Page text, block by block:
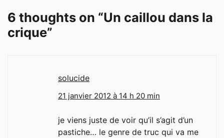
6 thoughts on “Un caillou dans la
crique”
solucide
21 janvier 2012 à 14 h 20 min
je viens juste de voir qu’il s’agit d’un
pastiche… le genre de truc qui va me